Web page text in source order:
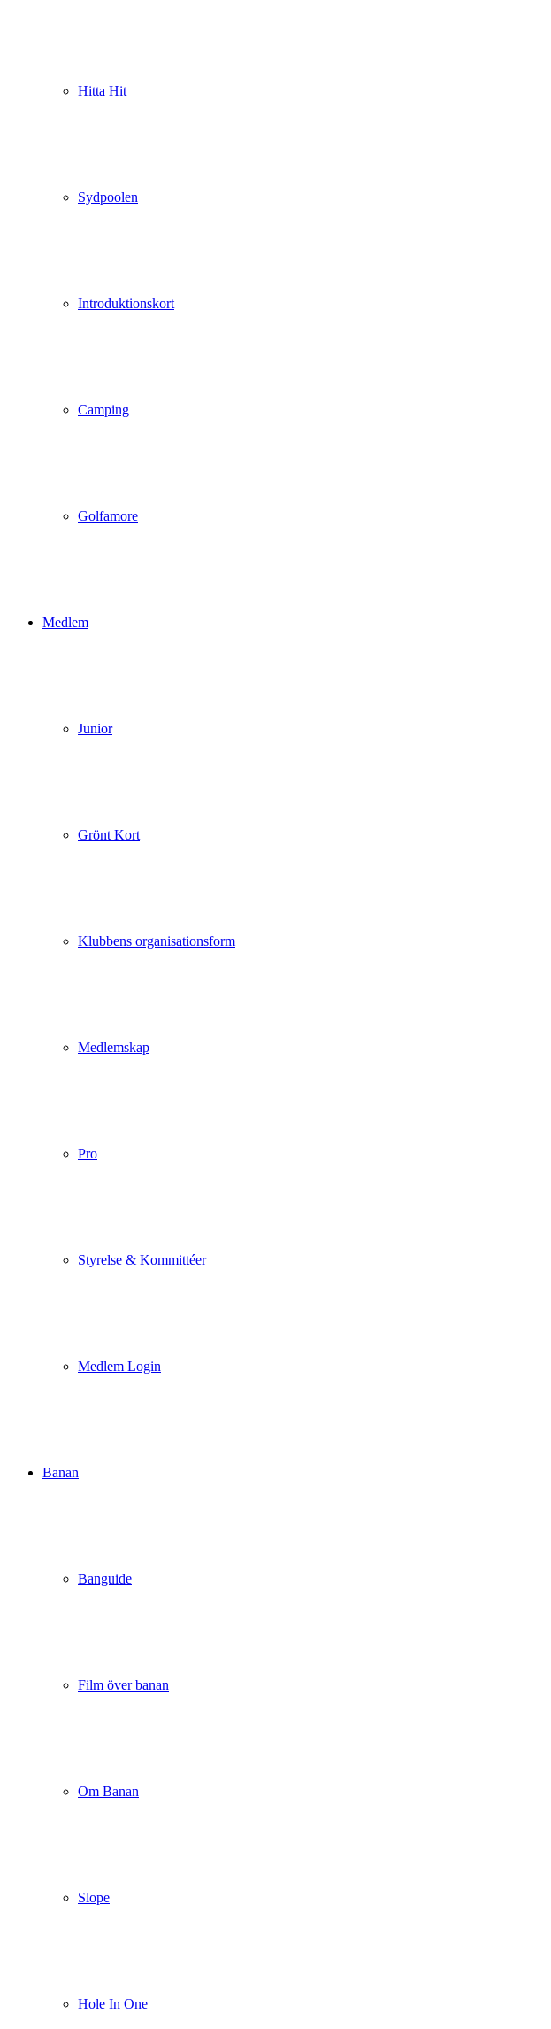
Hitta Hit
Sydpoolen
Introduktionskort
Camping
Golfamore
Medlem
Junior
Grönt Kort
Klubbens organisationsform
Medlemskap
Pro
Styrelse & Kommittéer
Medlem Login
Banan
Banguide
Film över banan
Om Banan
Slope
Hole In One